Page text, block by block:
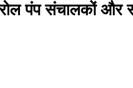
पंप संचालकों और